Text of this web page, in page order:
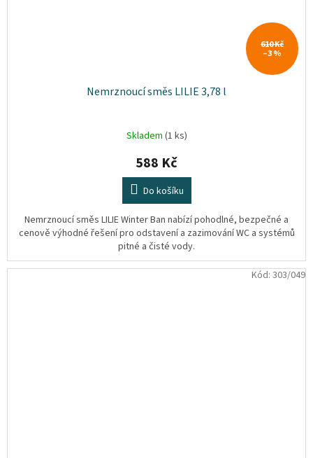
610 Kč
–3 %
Nemrznoucí směs LILIE 3,78 l
Skladem (1 ks)
588 Kč
Do košíku
Nemrznoucí směs LILIE Winter Ban nabízí pohodlné, bezpečné a
cenově výhodné řešení pro odstavení a zazimování WC a systémů
pitné a čisté vody.
Kód: 303/049